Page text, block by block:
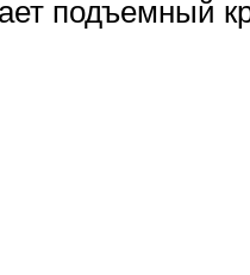
подъемный